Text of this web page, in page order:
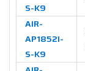
S-K9
AIR-
AP1852I-
S-K9